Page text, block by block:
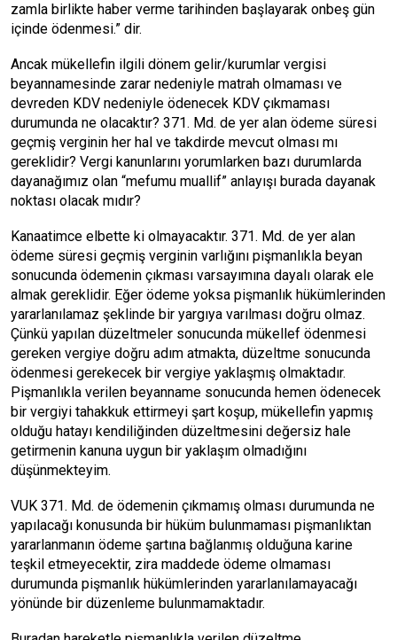
zamla birlikte haber verme tarihinden başlayarak onbeş gün
içinde ödenmesi.” dir.
Ancak mükellefin ilgili dönem gelir/kurumlar vergisi
beyannamesinde zarar nedeniyle matrah olmaması ve
devreden KDV nedeniyle ödenecek KDV çıkmaması
durumunda ne olacaktır? 371. Md. de yer alan ödeme süresi
geçmiş verginin her hal ve takdirde mevcut olması mı
gereklidir? Vergi kanunlarını yorumlarken bazı durumlarda
dayanağımız olan “mefumu muallif” anlayışı burada dayanak
noktası olacak mıdır?
Kanaatimce elbette ki olmayacaktır. 371. Md. de yer alan
ödeme süresi geçmiş verginin varlığını pişmanlıkla beyan
sonucunda ödemenin çıkması varsayımına dayalı olarak ele
almak gereklidir. Eğer ödeme yoksa pişmanlık hükümlerinden
yararlanılamaz şeklinde bir yargıya varılması doğru olmaz.
Çünkü yapılan düzeltmeler sonucunda mükellef ödenmesi
gereken vergiye doğru adım atmakta, düzeltme sonucunda
ödenmesi gerekecek bir vergiye yaklaşmış olmaktadır.
Pişmanlıkla verilen beyanname sonucunda hemen ödenecek
bir vergiyi tahakkuk ettirmeyi şart koşup, mükellefin yapmış
olduğu hatayı kendiliğinden düzeltmesini değersiz hale
getirmenin kanuna uygun bir yaklaşım olmadığını
düşünmekteyim.
VUK 371. Md. de ödemenin çıkmamış olması durumunda ne
yapılacağı konusunda bir hüküm bulunmaması pişmanlıktan
yararlanmanın ödeme şartına bağlanmış olduğuna karine
teşkil etmeyecektir, zira maddede ödeme olmaması
durumunda pişmanlık hükümlerinden yararlanılamayacağı
yönünde bir düzenleme bulunmamaktadır.